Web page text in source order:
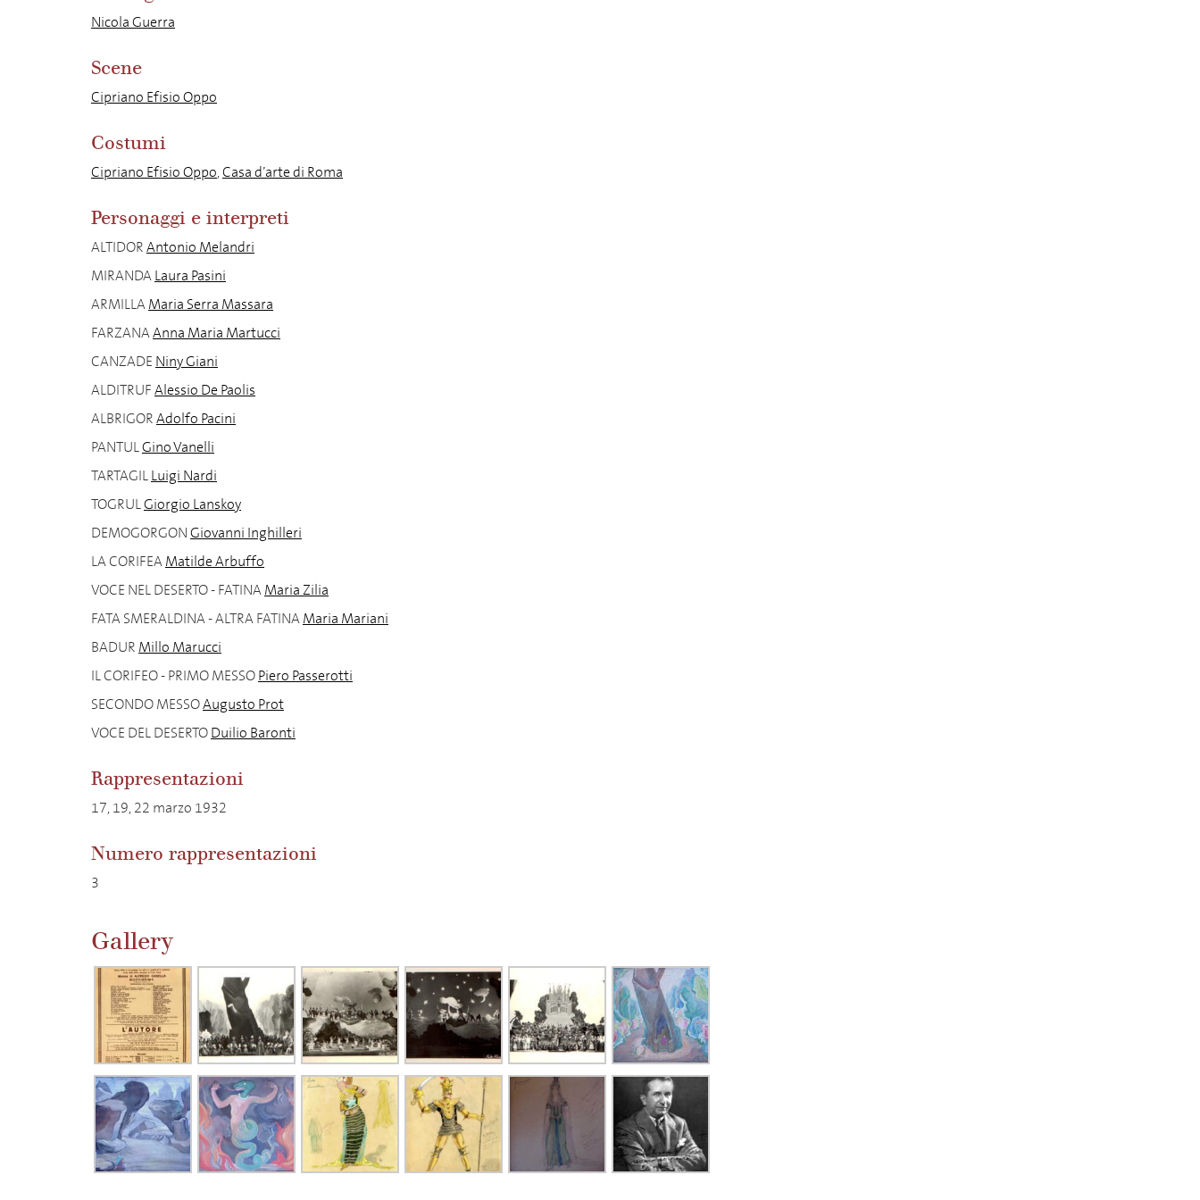
Nicola Guerra
Scene
Cipriano Efisio Oppo
Costumi
Cipriano Efisio Oppo,Casa d’arte di Roma
Personaggi e interpreti
ALTIDORAntonio Melandri
MIRANDALaura Pasini
ARMILLAMaria Serra Massara
FARZANAAnna Maria Martucci
CANZADE Niny Giani
ALDITRUFAlessio De Paolis
ALBRIGORAdolfo Pacini
PANTULGino Vanelli
TARTAGILLuigi Nardi
TOGRULGiorgio Lanskoy
DEMOGORGONGiovanni Inghilleri
LA CORIFEAMatilde Arbuffo
VOCE NEL DESERTO - FATINAMaria Zilia
FATA SMERALDINA - ALTRA FATINAMaria Mariani
BADUR Millo Marucci
IL CORIFEO - PRIMO MESSOPiero Passerotti
SECONDO MESSOAugusto Prot
VOCE DEL DESERTODuilio Baronti
Rappresentazioni
17, 19, 22 marzo 1932
Numero rappresentazioni
3
Gallery